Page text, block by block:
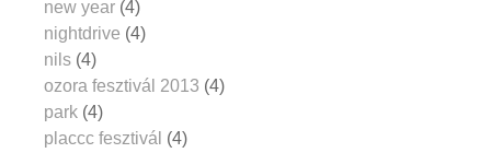
new year (4)
nightdrive (4)
nils (4)
ozora fesztivál 2013 (4)
park (4)
placcc fesztivál (4)